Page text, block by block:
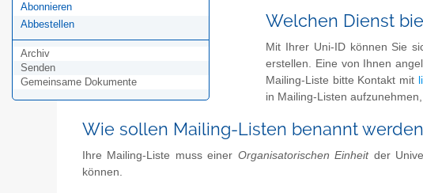
Abonnieren
Abbestellen
Archiv
Senden
Gemeinsame Dokumente
Welchen Dienst
Mit Ihrer Uni-ID können Sie
erstellen. Eine von Ihnen
Mailing-Liste bitte Kontakt mit
in Mailing-Listen
Wie sollen Mailing-Listen benannt
Ihre Mailing-Liste muss einer Organisatorischen Einheitder
können.